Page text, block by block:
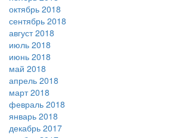
октябрь 2018
сентябрь 2018
август 2018
июль 2018
июнь 2018
май 2018
апрель 2018
март 2018
февраль 2018
январь 2018
декабрь 2017